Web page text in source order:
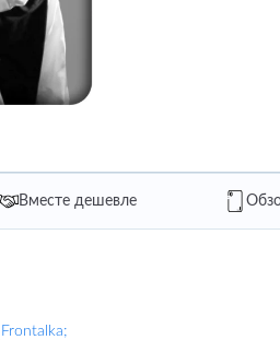
Вместе дешевле
Frontalka;